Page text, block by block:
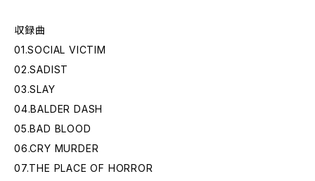
収録曲
01.SOCIAL VICTIM
02.SADIST
03.SLAY
04.BALDER DASH
05.BAD BLOOD
06.CRY MURDER
07.THE PLACE OF HORROR